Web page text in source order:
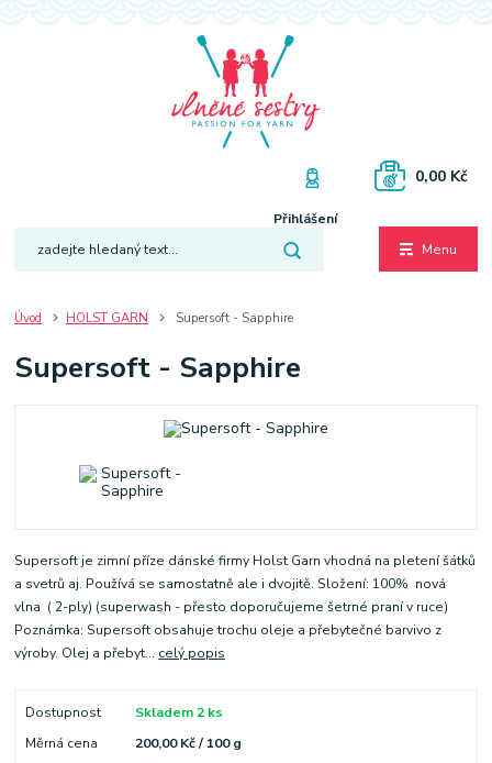
Menu
Přihlášení
0,00 Kč
Úvod HOLST GARN Supersoft - Sapphire
Supersoft - Sapphire
Supersoft je zimní příze dánské firmy Holst Garn vhodná na pletení šátků
a svetrů aj. Používá se samostatně ale i dvojitě. Složení: 100% nová
vlna ( 2-ply) (superwash - přesto doporučujeme šetrné praní v ruce)
Poznámka: Supersoft obsahuje trochu oleje a přebytečné barvivo z
výroby. Olej a přebyt... celý popis
Dostupnost
Skladem 2 ks
Měrná cena
200,00 Kč / 100 g